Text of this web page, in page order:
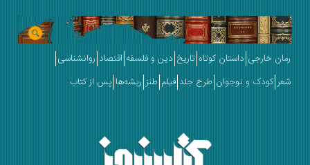
خارجی داستان کوتاه تاریخ دین و فلسفه اقتصاد روانشناسی
کودک و نوجوان طرح جلد فیلم طنز ریشه‌ها پس از کتاب